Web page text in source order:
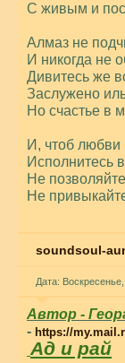
С живым и
Алмаз не
И никогда не
Дивитесь же
Заслужено
Но счастье в
И, чтоб любви
Исполнитесь
Не
Не
soundsoul-
Дата:
Автор -
- https://
Ад и рай